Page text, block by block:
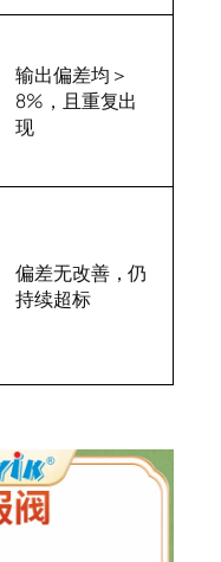
输出偏差均＞
8%，且重复出
现
偏差无改善，仍
持续超标